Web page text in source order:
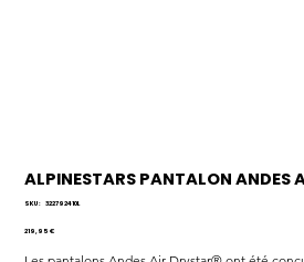
ALPINESTARS PANTALON ANDES
SKU : SKU
322792410L
Prix
219,95 €